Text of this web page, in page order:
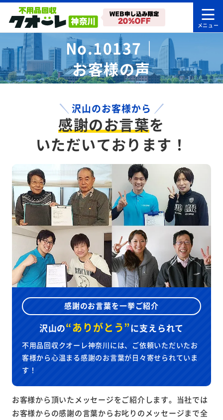
No.10137｜
お客様の声
沢山のお客様から
感謝のお言葉を
いただいております！
感謝のお言葉を一挙ご紹介
沢山の“ありがとう”に支えられて
不用品回収クオーレ神奈川には、ご依頼いただいたお
客様から心温まる感謝のお言葉が日々寄せられていま
す！
お客様から頂いたメッセージをご紹介します。当社では
お客様からの感謝の言葉からお叱りのメッセージまで全